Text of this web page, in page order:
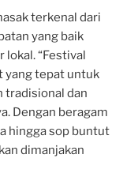
terkenal dari
yang baik
“Festival
yang tepat untuk
tradisional dan
Dengan beragam
hingga sop buntut
dimanjakan